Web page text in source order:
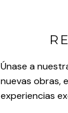
Únase a
nuevas obras,
experiencias